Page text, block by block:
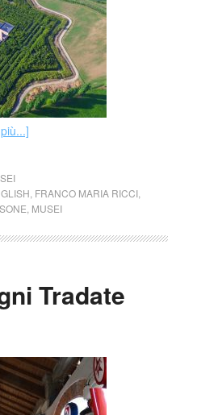
FRANCO MARIA RICCI,
MUSEI
Tradate